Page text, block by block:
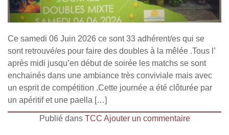
Ce samedi 06 Juin 2026 ce sont 33 adhérent/es qui se
sont retrouvé/es pour faire des doubles à la mêlée .Tous l’
après midi jusqu’en début de soirée les matchs se sont
enchainés dans une ambiance très conviviale mais avec
un esprit de compétition .Cette journée a été clôturée par
un apéritif et une paella […]
Publié dans TCC Ajouter un commentaire